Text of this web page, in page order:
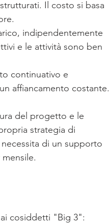
Il costo si basa
indipendentemente
e le attività sono ben
continuativo e
affiancamento costante.
del progetto e le
strategia di
di un supporto
cosiddetti "Big 3":